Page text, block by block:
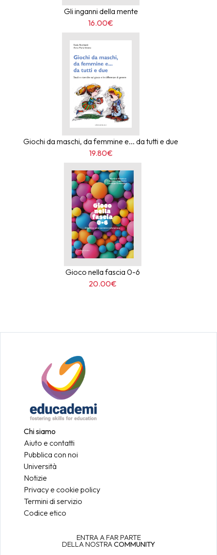
Gli inganni della mente
16.00€
Giochi da maschi, da femmine e... da tutti e due
19.80€
Gioco nella fascia 0-6
20.00€
Chi siamo
Aiuto e contatti
Pubblica con noi
Università
Notizie
Privacy e cookie policy
Termini di servizio
Codice etico
ENTRA A FAR PARTE
DELLA NOSTRACOMMUNITY